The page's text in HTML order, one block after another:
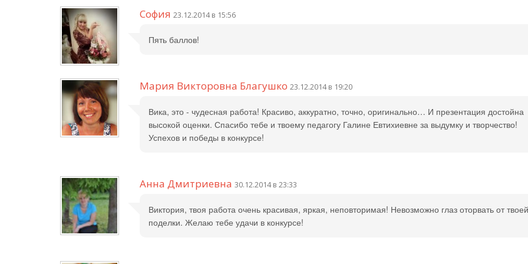
София 23.12.2014 в 15:56
Пять баллов!
Мария Викторовна Благушко 23.12.2014 в 19:20
Вика, это - чудесная работа! Красиво, аккуратно, точно, оригинально… И презентация достойна
высокой оценки. Спасибо тебе и твоему педагогу Галине Евтихиевне за выдумку и творчество!
Успехов и победы в конкурсе!
Анна Дмитриевна 30.12.2014 в 23:33
Виктория, твоя работа очень красивая, яркая, неповторимая! Невозможно глаз оторвать от твоей
поделки. Желаю тебе удачи в конкурсе!